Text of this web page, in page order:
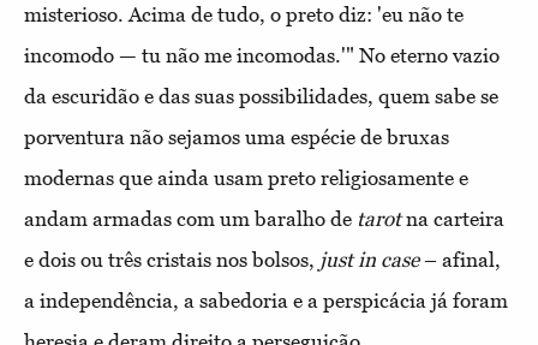
misterioso. Acima de tudo, o preto diz: 'eu não te
incomodo — tu não me incomodas.'" No eterno vazio
da escuridão e das suas possibilidades, quem sabe se
porventura não sejamos uma espécie de bruxas
modernas que ainda usam preto religiosamente e
andam armadas com um baralho de tarotna carteira
e dois ou três cristais nos bolsos, just in case– afinal,
a independência, a sabedoria e a perspicácia já foram